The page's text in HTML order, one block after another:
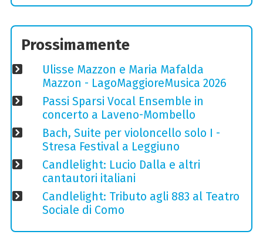
Prossimamente
Ulisse Mazzon e Maria Mafalda
Mazzon - LagoMaggioreMusica 2026
Passi Sparsi Vocal Ensemble in
concerto a Laveno-Mombello
Bach, Suite per violoncello solo I -
Stresa Festival a Leggiuno
Candlelight: Lucio Dalla e altri
cantautori italiani
Candlelight: Tributo agli 883 al Teatro
Sociale di Como